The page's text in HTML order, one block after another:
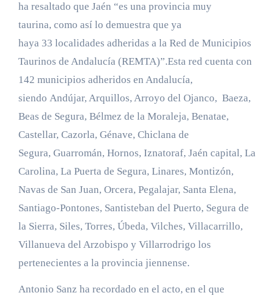
ha resaltado que Jaén “es una provincia muy
taurina, como así lo demuestra que ya
haya 33 localidades adheridas a la Red de Municipios
Taurinos de Andalucía (REMTA)”.Esta red cuenta con
142 municipios adheridos en Andalucía,
siendo Andújar, Arquillos, Arroyo del Ojanco, Baeza,
Beas de Segura, Bélmez de la Moraleja, Benatae,
Castellar, Cazorla, Génave, Chiclana de
Segura, Guarromán, Hornos, Iznatoraf, Jaén capital, La
Carolina, La Puerta de Segura, Linares, Montizón,
Navas de San Juan, Orcera, Pegalajar, Santa Elena,
Santiago-Pontones, Santisteban del Puerto, Segura de
la Sierra, Siles, Torres, Úbeda, Vilches, Villacarrillo,
Villanueva del Arzobispo y Villarrodrigo los
pertenecientes a la provincia jiennense.
Antonio Sanz ha recordado en el acto, en el que